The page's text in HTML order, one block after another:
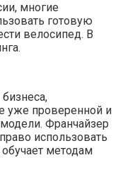
многие
готовую
велосипед. В
уже проверенной и
Франчайзер
использовать
методам